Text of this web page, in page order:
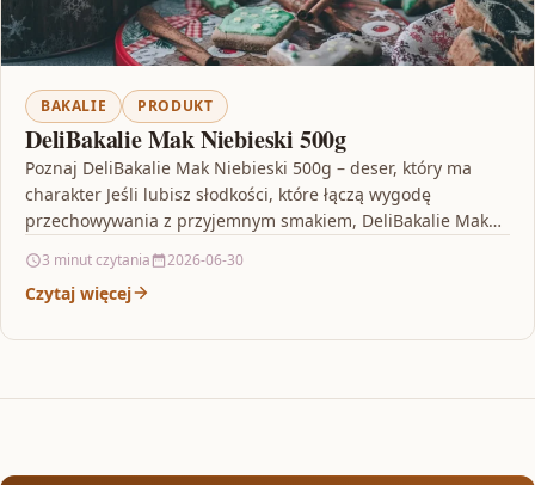
BAKALIE PRODUKT
DeliBakalie Mak Niebieski 500g
Poznaj DeliBakalie Mak Niebieski 500g – deser, który ma
charakter Jeśli lubisz słodkości, które łączą wygodę
przechowywania z przyjemnym smakiem, DeliBakalie Mak
3 minut czytania 2026-06-30
Czytaj więcej